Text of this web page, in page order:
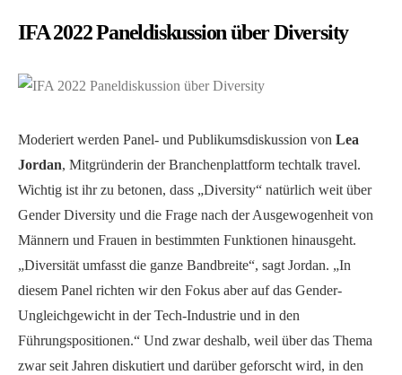
IFA 2022 Paneldiskussion über Diversity
Moderiert werden Panel- und Publikumsdiskussion von Lea
Jordan, Mitgründerin der Branchenplattform techtalk travel.
Wichtig ist ihr zu betonen, dass „Diversity“ natürlich weit über
Gender Diversity und die Frage nach der Ausgewogenheit von
Männern und Frauen in bestimmten Funktionen hinausgeht.
„Diversität umfasst die ganze Bandbreite“, sagt Jordan. „In
diesem Panel richten wir den Fokus aber auf das Gender-
Ungleichgewicht in der Tech-Industrie und in den
Führungspositionen.“ Und zwar deshalb, weil über das Thema
zwar seit Jahren diskutiert und darüber geforscht wird, in den